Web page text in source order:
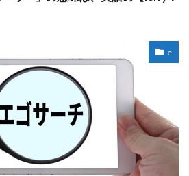
e